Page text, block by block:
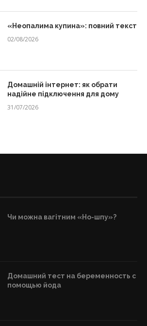
«Неопалима купина»: повний текст
02/08/2026
Домашній інтернет: як обрати
надійне підключення для дому
31/07/2026
Чи можна вагітним «Но-шпу»?
Домашний тест на беременность с
помощью йода